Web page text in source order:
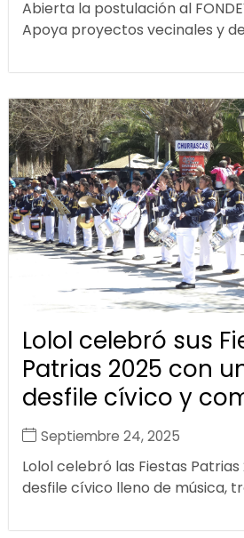
Abierta la postulación al
Apoya proyectos vecinales y
Lolol celebró sus
Patrias 2025 con
desfile cívico y
Septiembre 24, 2025
Lolol celebró las Fiestas
desfile cívico lleno de música,